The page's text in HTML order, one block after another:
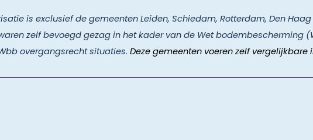
is exclusief de gemeenten Leiden, Schiedam, Rotterdam, Den
zelf bevoegd gezag in het kader van de Wet bodembescherming
overgangsrecht situaties. Deze gemeenten voeren zelf vergelijkbare